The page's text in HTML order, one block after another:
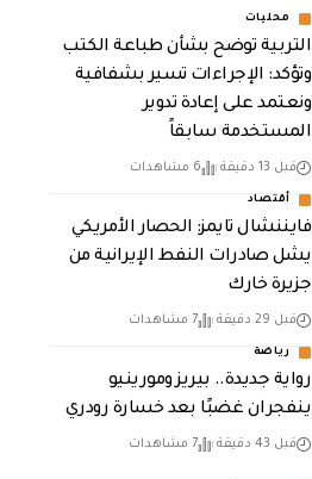
محليات
التربية توضح بشأن طباعة الكتب
وتؤكد: الإجراءات تسير بشفافية
ونعتمد على إعادة تدوير
المستخدمة سابقاً
قبل 13 دقيقة 6 مشاهدات
أقتصاد
فايننشال تايمز: الحصار الأمريكي
يشل صادرات النفط الإيرانية من
جزيرة خارك
قبل 29 دقيقة 7 مشاهدات
رياضة
رواية جديدة.. بيريز ومورينيو
ينفجران غضبًا بعد خسارة رودري
قبل 43 دقيقة 7 مشاهدات